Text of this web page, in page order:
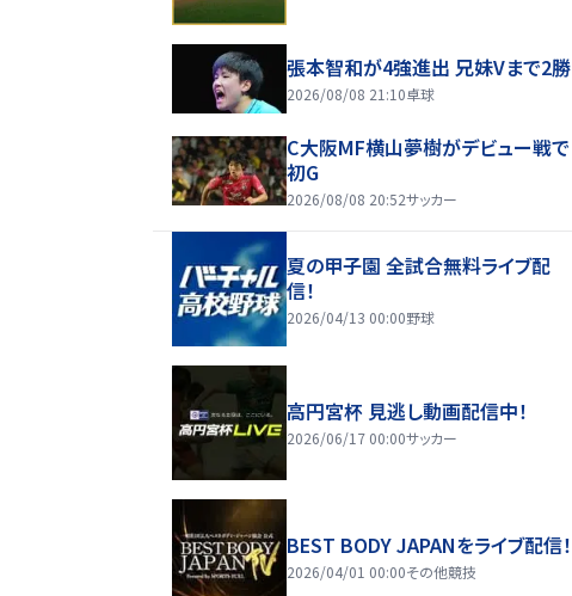
張本智和が4強進出 兄妹Vまで2勝
2026/08/08 21:10卓球
C大阪MF横山夢樹がデビュー戦で
初G
2026/08/08 20:52サッカー
夏の甲子園 全試合無料ライブ配
信！
2026/04/13 00:00野球
高円宮杯 見逃し動画配信中！
2026/06/17 00:00サッカー
BEST BODY JAPANをライブ配信！
2026/04/01 00:00その他競技